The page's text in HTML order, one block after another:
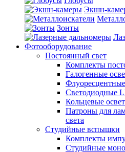
Экшн-
Зонты
Фотооборудование
Постоянный свет
Комплекты
Галогенные
Светодиодные
Кольцевые
Патроны для
света
Студийные вспышки
Комплекты
Студийные